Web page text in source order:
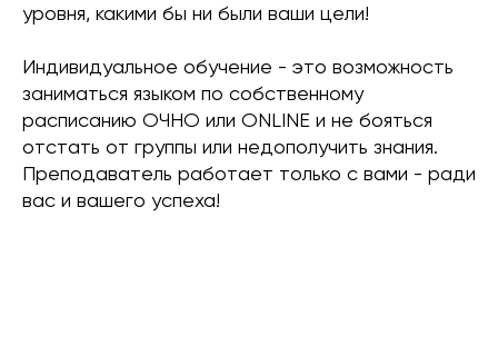
уровня, какими бы ни были ваши цели!
Индивидуальное обучение - это возможность
заниматься языком по собственному
расписанию ОЧНО или ONLINE и не бояться
отстать от группы или недополучить знания.
Преподаватель работает только с вами - ради
вас и вашего успеха!